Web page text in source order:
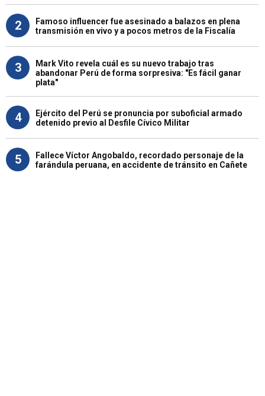
2
Famoso influencer fue asesinado a balazos en plena
transmisión en vivo y a pocos metros de la Fiscalía
3
Mark Vito revela cuál es su nuevo trabajo tras
abandonar Perú de forma sorpresiva: "Es fácil ganar
plata"
4
Ejército del Perú se pronuncia por suboficial armado
detenido previo al Desfile Cívico Militar
5
Fallece Víctor Angobaldo, recordado personaje de la
farándula peruana, en accidente de tránsito en Cañete